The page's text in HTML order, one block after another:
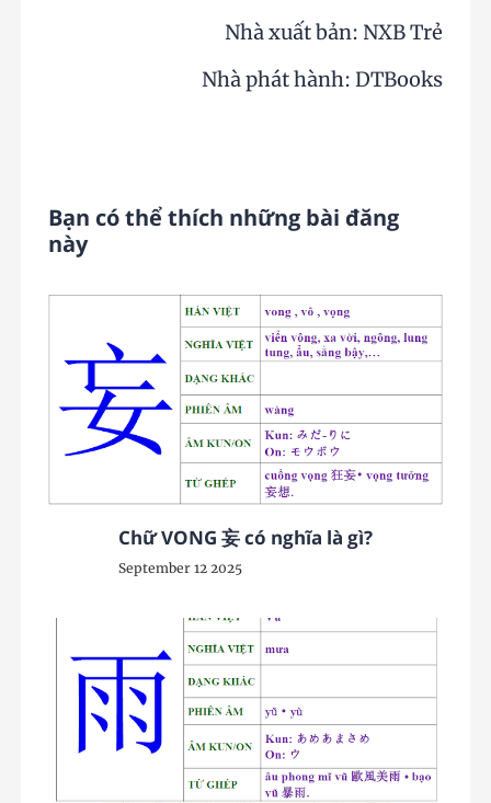
Nhà xuất bản: NXB Trẻ
Nhà phát hành: DTBooks
Bạn có thể thích những bài đăng
này
Chữ VONG 妄 có nghĩa là gì?
September 12 2025